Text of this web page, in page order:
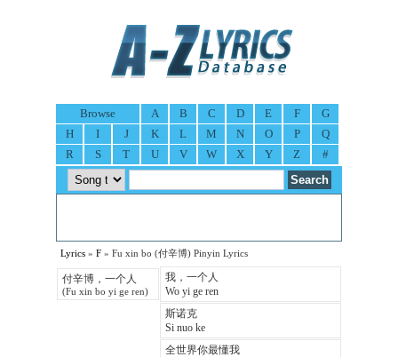
Browse A B C D E F
G
H
I J K L M N O P
Q
R
S T U V W X Y Z #
Lyrics » F » Fu xin bo (付辛博) Pinyin Lyrics
付辛博，一个人
(Fu xin bo yi ge ren)
我，一个人
Wo yi ge ren
斯诺克
Si nuo ke
全世界你最懂我